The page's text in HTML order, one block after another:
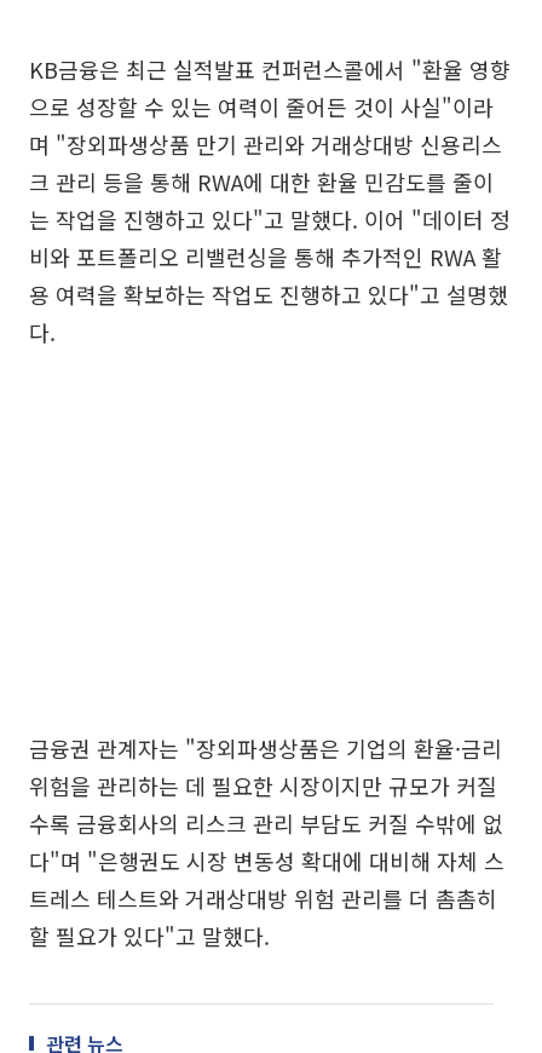
KB금융은 최근 실적발표 컨퍼런스콜에서 "환율 영향
으로 성장할 수 있는 여력이 줄어든 것이 사실"이라
며 "장외파생상품 만기 관리와 거래상대방 신용리스
크 관리 등을 통해 RWA에 대한 환율 민감도를 줄이
는 작업을 진행하고 있다"고 말했다. 이어 "데이터 정
비와 포트폴리오 리밸런싱을 통해 추가적인 RWA 활
용 여력을 확보하는 작업도 진행하고 있다"고 설명했
다.
금융권 관계자는 "장외파생상품은 기업의 환율·금리
위험을 관리하는 데 필요한 시장이지만 규모가 커질
수록 금융회사의 리스크 관리 부담도 커질 수밖에 없
다"며 "은행권도 시장 변동성 확대에 대비해 자체 스
트레스 테스트와 거래상대방 위험 관리를 더 촘촘히
할 필요가 있다"고 말했다.
관련 뉴스